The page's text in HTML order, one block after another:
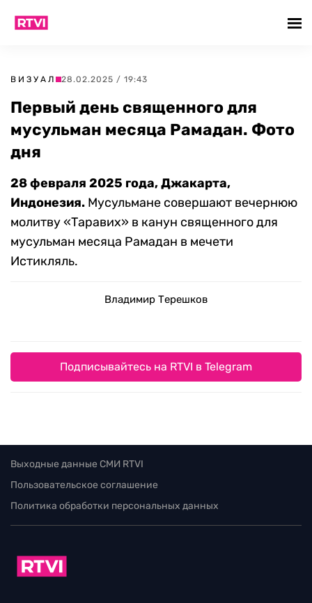
ВИЗУАЛ 28.02.2025 / 19:43
Первый день священного для
мусульман месяца Рамадан. Фото
дня
28 февраля 2025 года, Джакарта,
Индонезия. Мусульмане совершают вечернюю
молитву «Таравих» в канун священного для
мусульман месяца Рамадан в мечети
Истикляль.
Владимир Терешков
Подписывайтесь на RTVI в Telegram
Выходные данные СМИ RTVI
Пользовательское соглашение
Политика обработки персональных данных